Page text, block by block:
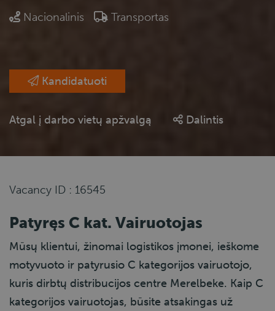
Nacionalinis
Transportas
Kandidatuoti
Atgal į darbo vietų apžvalgą Dalintis
Vacancy ID : 16545
Patyręs C kat. Vairuotojas
Mūsų klientui, žinomai logistikos įmonei, ieškome
motyvuoto ir patyrusio C kategorijos vairuotojo,
kuris dirbtų distribucijos centre Merelbeke. Kaip C
kategorijos vairuotojas, būsite atsakingas už